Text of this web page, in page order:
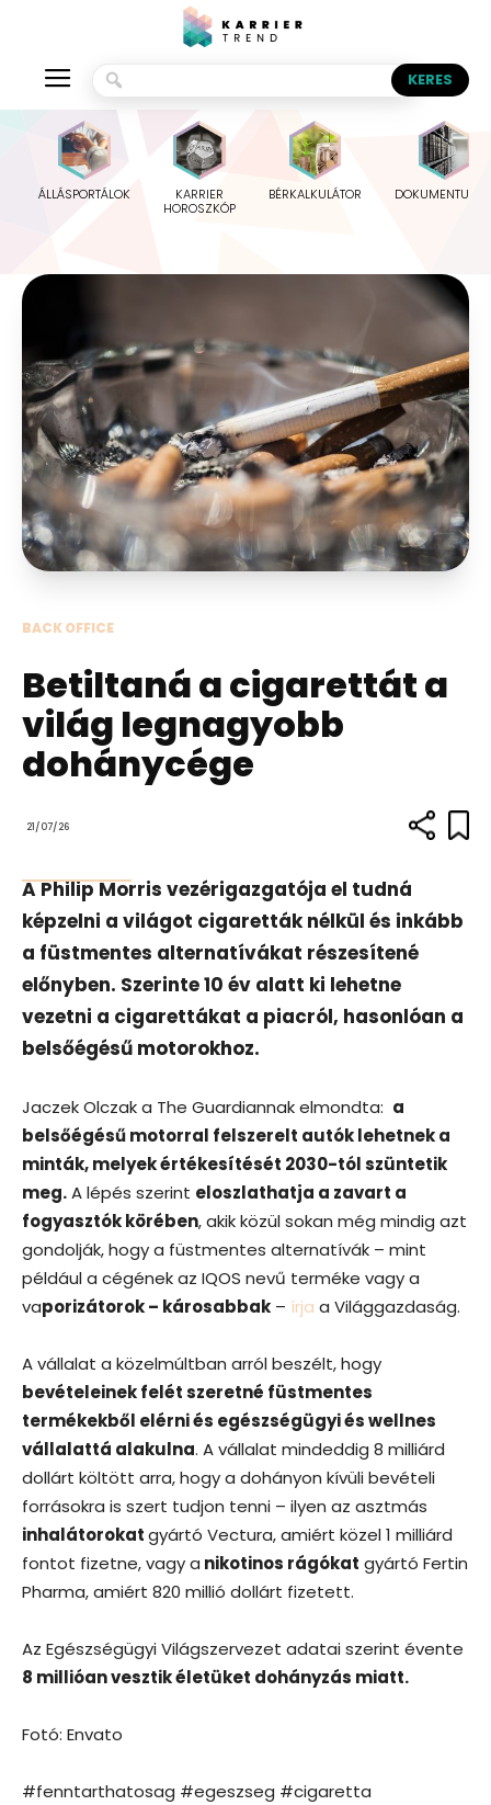
ÁLLÁSPORTÁLOK
KARRIER
HOROSZKÓP
BÉRKALKULÁTOR
BACK OFFICE
Betiltaná a cigarettát a
világ legnagyobb
dohánycége
21/07/26
A Philip Morris vezérigazgatója el tudná
képzelni a világot cigaretták nélkül és inkább
a füstmentes alternatívákat részesítené
előnyben. Szerinte 10 év alatt ki lehetne
vezetni a cigarettákat a piacról, hasonlóan a
belsőégésű motorokhoz.
Jaczek Olczak a The Guardiannak elmondta: a
belsőégésű motorral felszerelt autók lehetnek a
minták, melyek értékesítését 2030-tól szüntetik
meg.A lépés szerint eloszlathatja a zavart a
fogyasztók körében, akik közül sokan még mindig azt
gondolják, hogy a füstmentes alternatívák – mint
például a cégének az IQOS nevű terméke vagy a
vaporizátorok – károsabbak – írja a Világgazdaság.
A vállalat a közelmúltban arról beszélt, hogy
bevételeinek felét szeretné füstmentes
termékekből elérni és egészségügyi és wellnes
vállalattá alakulna. A vállalat mindeddig 8 milliárd
dollárt költött arra, hogy a dohányon kívüli bevételi
forrásokra is szert tudjon tenni – ilyen az asztmás
inhalátorokatgyártó Vectura, amiért közel 1 milliárd
fontot fizetne, vagy a nikotinos rágókat gyártó Fertin
Pharma, amiért 820 millió dollárt fizetett.
Az Egészségügyi Világszervezet adatai szerint évente
8 millióan vesztik életüket dohányzás miatt.
Fotó: Envato
#fenntarthatosag #egeszseg #cigaretta